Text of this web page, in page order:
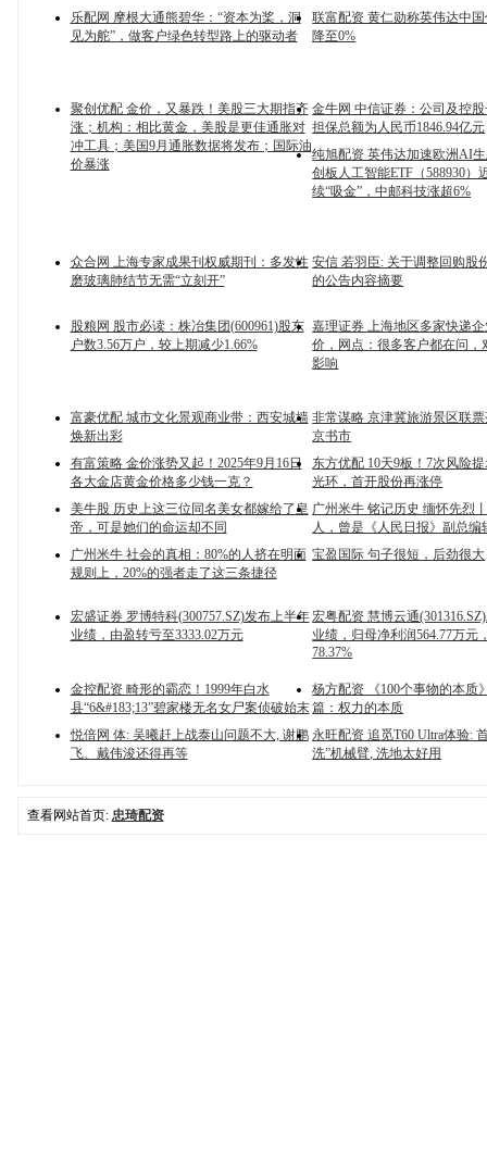
乐配网 摩根大通熊碧华：“资本为桨，洞
见为舵”，做客户绿色转型路上的驱动者
联富配资 黄仁勋称英伟达中
降至0%
聚创优配 金价，又暴跌！美股三大期指齐
涨；机构：相比黄金，美股是更佳通胀对
冲工具；美国9月通胀数据将发布；国际油
价暴涨
金牛网 中信证券：公司及控
担保总额为人民币1846.94亿元
纯旭配资 英伟达加速欧洲AI
创板人工智能ETF（588930）
续“吸金”，中邮科技涨超6%
众合网 上海专家成果刊权威期刊：多发性
磨玻璃肺结节无需“立刻开”
安信 若羽臣: 关于调整回购股
的公告内容摘要
股粮网 股市必读：株冶集团(600961)股东
户数3.56万户，较上期减少1.66%
嘉理证券 上海地区多家快递
价，网点：很多客户都在问，
影响
富豪优配 城市文化景观商业带：西安城墙
焕新出彩
非常谋略 京津冀旅游景区联票
京书市
有富策略 金价涨势又起！2025年9月16日
各大金店黄金价格多少钱一克？
东方优配 10天9板！7次风险
光环，首开股份再涨停
美牛股 历史上这三位同名美女都嫁给了皇
帝，可是她们的命运却不同
广州米牛 铭记历史 缅怀先烈
人，曾是《人民日报》副总编
广州米牛 社会的真相：80%的人挤在明面
规则上，20%的强者走了这三条捷径
宝盈国际 句子很短，后劲很大
宏盛证券 罗博特科(300757.SZ)发布上半年
业绩，由盈转亏至3333.02万元
宏粤配资 慧博云通
业绩，归母净利润564.77万元
78.37%
金控配资 畸形的霸恋！1999年白水
县“6&#183;13”碧家楼无名女尸案侦破始末
杨方配资 《100个事物的本质
篇：权力的本质
悦倍网 体: 吴曦赶上战泰山问题不大, 谢鹏
飞、戴伟浚还得再等
永旺配资 追觅T60 Ultra体验:
洗”机械臂, 洗地太好用
查看网站首页: 忠琦配资